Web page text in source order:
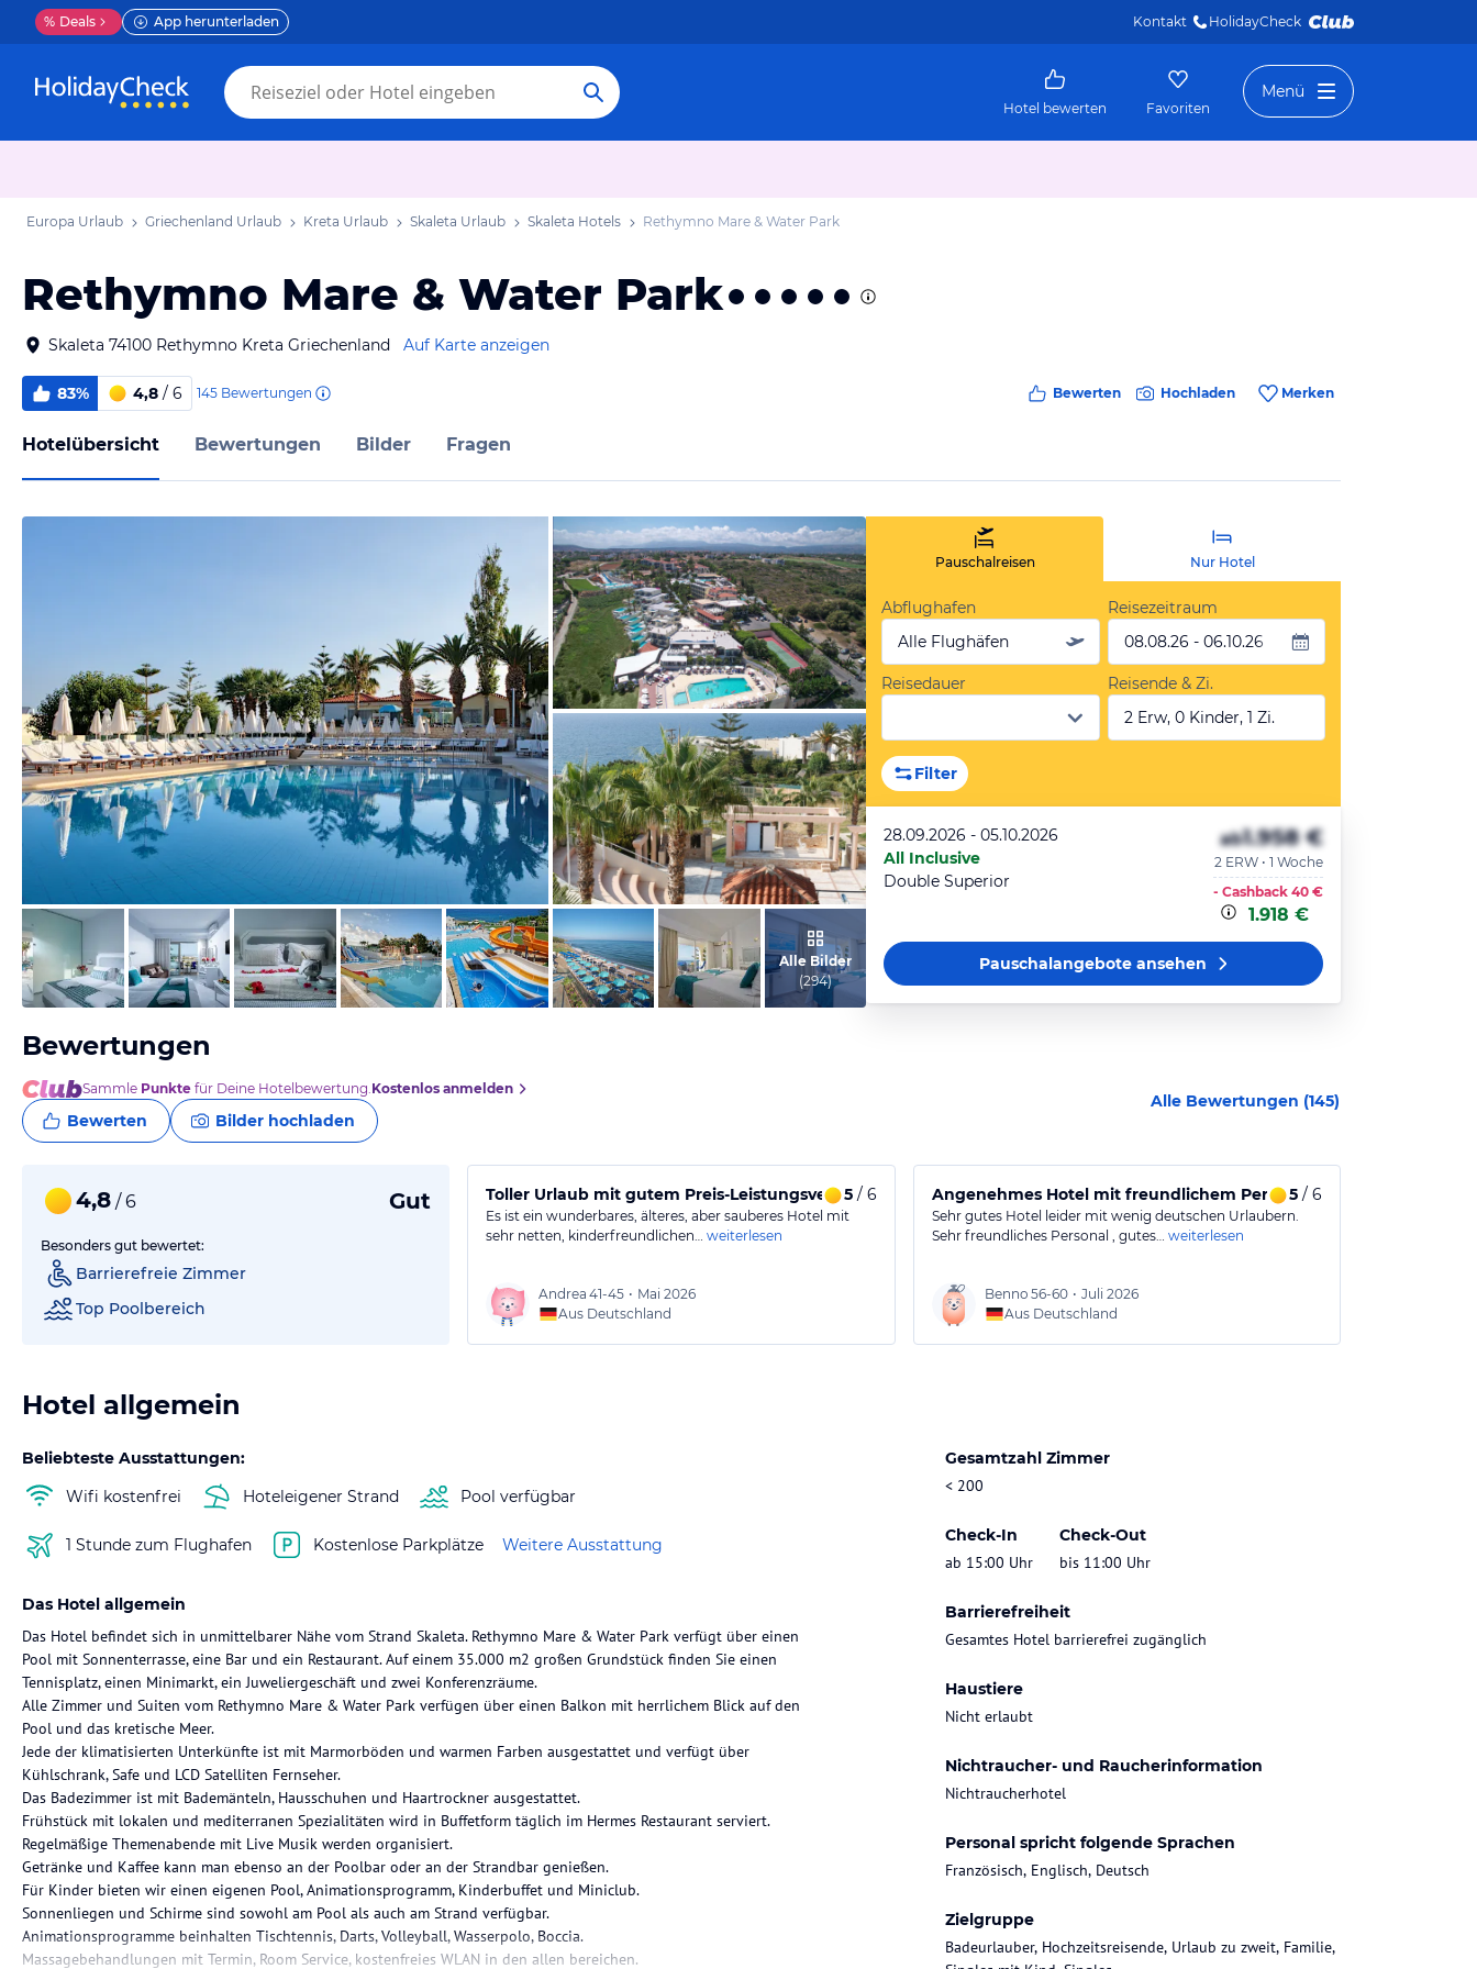
% Deals App herunterladen Kontakt HolidayCheck
Hotel bewerten Favoriten
Menü
Europa Urlaub Griechenland Urlaub Kreta Urlaub Skaleta Urlaub Skaleta Hotels Rethymno Mare & Water Park
Rethymno Mare & Water Park
Skaleta 74100 Rethymno Kreta Griechenland Auf Karte anzeigen
83% 4,8 / 6 145 Bewertungen Bewerten Hochladen Merken
Hotelübersicht Bewertungen Bilder Fragen
vom Hotelier, Juli 2018
vom Hotelier, Juli 2018
von Udo, Juli 2014
Alle Bilder
(294)
Pauschalreisen Nur Hotel
Abflughafen
Alle Flughäfen
Reisezeitraum
08.08.26 - 06.10.26
Reisedauer
Reisende & Zi.
2 Erw, 0 Kinder, 1 Zi.
Filter
28.09.2026 - 05.10.2026
All Inclusive
Double Superior
ab1.958 €
2 ERW • 1 Woche
- Cashback 40 €
1.918 €
Pauschalangeboteansehen
Bewertungen
Sammle Punkte für Deine Hotelbewertung.Kostenlos anmelden
Bewerten Bilder hochladen
Alle Bewertungen (145)
4,8 / 6 Gut
Besonders gut bewertet:
Barrierefreie Zimmer
Top Poolbereich
Toller Urlaub mit gutem Preis-Leistungsverhältnis!
5/ 6
Es ist ein wunderbares, älteres, aber sauberes Hotel mit
sehr netten, kinderfreundlichen… weiterlesen
Andrea 41-45 • Mai 2026
Aus Deutschland
Angenehmes Hotel mit freundlichem Personal und gutem Essen
5/ 6
Sehr gutes Hotel leider mit wenig deutschen Urlaubern.
Sehr freundliches Personal , gutes… weiterlesen
Benno 56-60 • Juli 2026
Aus Deutschland
Hotel allgemein
Beliebteste Ausstattungen:
Wifi kostenfrei
Hoteleigener Strand Pool verfügbar
1 Stunde zum Flughafen Kostenlose Parkplätze Weitere Ausstattung
Gesamtzahl Zimmer
< 200
Check-In
ab 15:00 Uhr
Check-Out
bis 11:00 Uhr
Barrierefreiheit
Gesamtes Hotel barrierefrei zugänglich
Haustiere
Nicht erlaubt
Nichtraucher- und Raucherinformation
Nichtraucherhotel
Personal spricht folgende Sprachen
Französisch, Englisch, Deutsch
Zielgruppe
Badeurlauber, Hochzeitsreisende, Urlaub zu zweit, Familie,
Das Hotel allgemein
Das Hotel befindet sich in unmittelbarer Nähe vom Strand Skaleta. Rethymno Mare & Water Park verfügt über einen
Pool mit Sonnenterrasse, eine Bar und ein Restaurant. Auf einem 35.000 m2 großen Grundstück finden Sie einen
Tennisplatz, einen Minimarkt, ein Juweliergeschäft und zwei Konferenzräume.
Alle Zimmer und Suiten vom Rethymno Mare & Water Park verfügen über einen Balkon mit herrlichem Blick auf den
Pool und das kretische Meer.
Jede der klimatisierten Unterkünfte ist mit Marmorböden und warmen Farben ausgestattet und verfügt über
Kühlschrank, Safe und LCD Satelliten Fernseher.
Das Badezimmer ist mit Bademänteln, Hausschuhen und Haartrockner ausgestattet.
Frühstück mit lokalen und mediterranen Spezialitäten wird in Buffetform täglich im Hermes Restaurant serviert.
Regelmäßige Themenabende mit Live Musik werden organisiert.
Getränke und Kaffee kann man ebenso an der Poolbar oder an der Strandbar genießen.
Für Kinder bieten wir einen eigenen Pool, Animationsprogramm, Kinderbuffet und Miniclub.
Sonnenliegen und Schirme sind sowohl am Pool als auch am Strand verfügbar.
Animationsprogramme beinhalten Tischtennis, Darts, Volleyball, Wasserpolo, Boccia.
Massagebehandlungen mit Termin, Room Service, kostenfreies WLAN in den allen bereichen.